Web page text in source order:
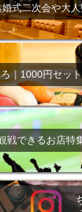
式二次会や大
｜1000円セット
戦できるお店特